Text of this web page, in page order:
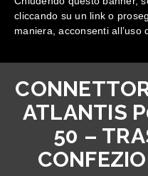
ATLANTIS
50 –
cliccando su un link o
maniera, acconsenti all’uso